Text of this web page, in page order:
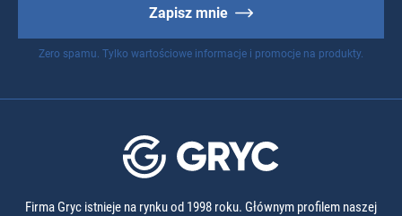
Zapisz mnie
Zero spamu. Tylko wartościowe informacje i promocje na produkty.
Firma Gryc istnieje na rynku od 1998 roku. Głównym profilem naszej